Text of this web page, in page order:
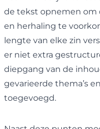
de tekst opnemen om
en herhaling te
lengte van elke zin
er niet extra
diepgang van de
gevarieerde thema’s
toegevoegd.